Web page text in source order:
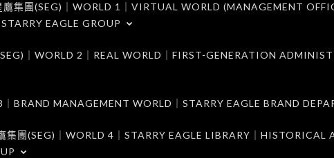
集團(SEG)｜WORLD 1｜VIRTUAL WORLD (MANAGEMENT
EAGLE GROUP
｜WORLD 2｜REAL WORLD｜FIRST-GENERATION
BRAND MANAGEMENT WORLD｜STARRY EAGLE BRAND
集團(SEG)｜WORLD 4｜STARRY EAGLE LIBRARY｜HISTORICAL